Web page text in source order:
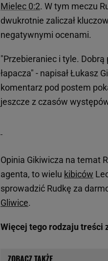
Mielec 0:2. W tym meczu
dwukrotnie zaliczał
negatywnymi ocenami.
"Przebieraniec i tyle.
łapacza" - napisał Łukasz
komentarz pod postem
jeszcze z czasów
Opinia Gikiwicza na temat
agenta, to wielu kibiców
sprowadzić Rudkę za
Gliwice.
Więcej tego rodzaju treści